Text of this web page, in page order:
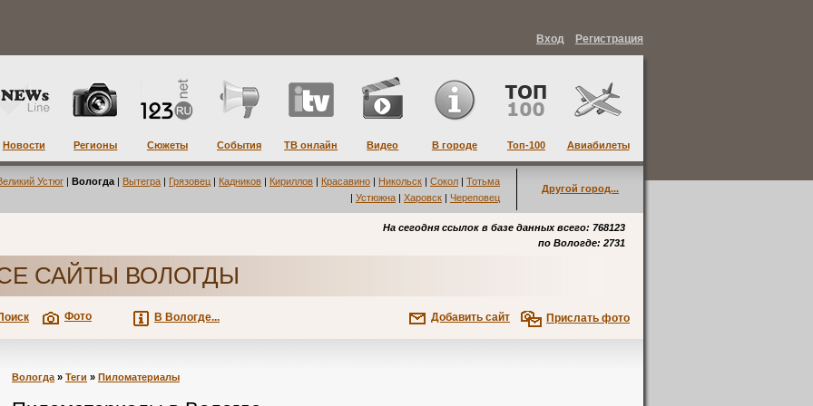
Вход Регистрация
Новости Регионы Сюжеты События ТВ онлайн Видео В городе Топ-100 Авиабилеты
Устюг | Вологда | Вытегра | Грязовец | Кадников | Кириллов | Красавино | Никольск | Сокол | Тотьма
| Устюжна | Харовск | Череповец
Другой город...
На сегодня ссылок в базе данных всего: 768123
по Вологде: 2731
САЙТЫ ВОЛОГДЫ
Фото В Вологде... Прислать фото
Добавить сайт
Вологда » Теги » Пиломатериалы